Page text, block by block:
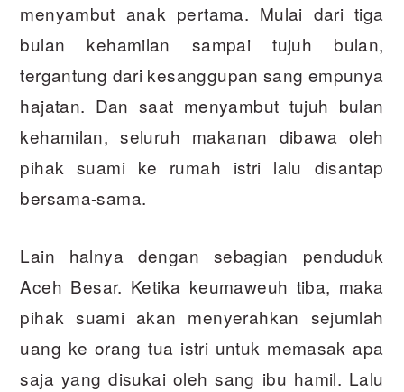
menyambut anak pertama. Mulai dari tiga
bulan kehamilan sampai tujuh bulan,
tergantung dari kesanggupan sang empunya
hajatan. Dan saat menyambut tujuh bulan
kehamilan, seluruh makanan dibawa oleh
pihak suami ke rumah istri lalu disantap
bersama-sama.
Lain halnya dengan sebagian penduduk
Aceh Besar. Ketika keumaweuh tiba, maka
pihak suami akan menyerahkan sejumlah
uang ke orang tua istri untuk memasak apa
saja yang disukai oleh sang ibu hamil. Lalu